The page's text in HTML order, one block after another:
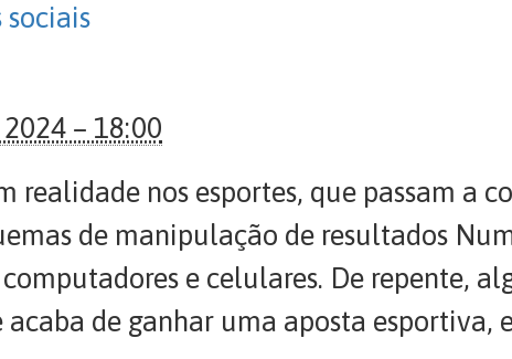
sociais
– 18:00
realidade nos esportes, que passam a
de manipulação de resultados
e celulares. De repente,
de ganhar uma aposta esportiva,